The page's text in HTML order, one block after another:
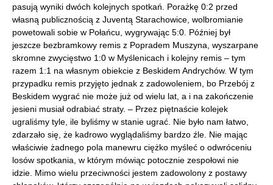
pasują wyniki dwóch kolejnych spotkań. Porażkę 0:2 przed
własną publicznością z Juventą Starachowice, wolbromianie
powetowali sobie w Połańcu, wygrywając 5:0. Później był
jeszcze bezbramkowy remis z Popradem Muszyna, wyszarpane
skromne zwycięstwo 1:0 w Myślenicach i kolejny remis – tym
razem 1:1 na własnym obiekcie z Beskidem Andrychów. W tym
przypadku remis przyjęto jednak z zadowoleniem, bo Przebój z
Beskidem wygrać nie może już od wielu lat, a i na zakończenie
jesieni musiał odrabiać straty. – Przez piętnaście kolejek
ugraliśmy tyle, ile byliśmy w stanie ugrać. Nie było nam łatwo,
zdarzało się, że kadrowo wyglądaliśmy bardzo źle. Nie mając
właściwie żadnego pola manewru ciężko myśleć o odwróceniu
losów spotkania, w którym mówiąc potocznie zespołowi nie
idzie. Mimo wielu przeciwności jestem zadowolony z postawy